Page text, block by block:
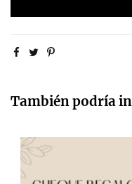
También podría